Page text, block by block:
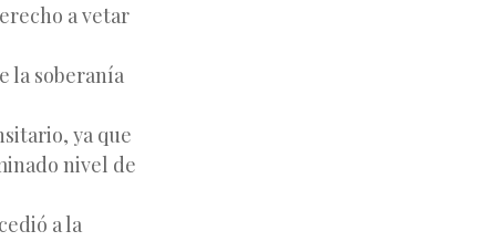
a vetar
la soberanía
ya que
nivel de
a la